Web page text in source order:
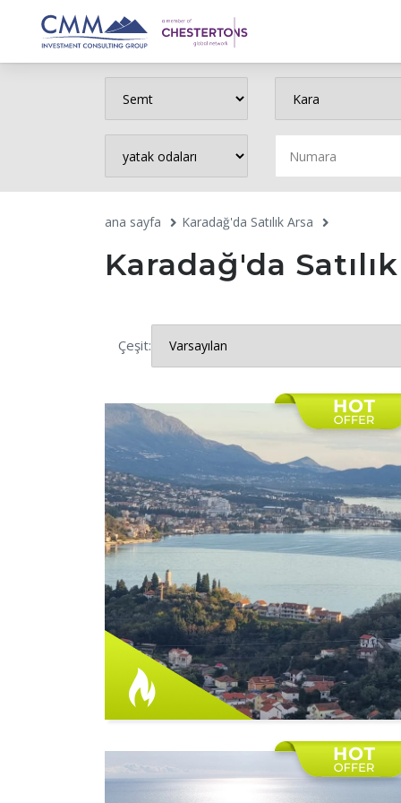
ana sayfa Karadağ'da Satılık Arsa
Karadağ'da
Çeşit: